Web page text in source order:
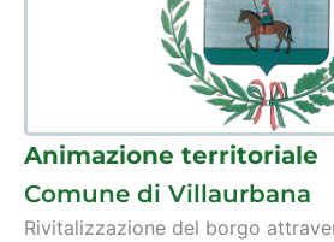
Animazione territoriale
Comune di Villaurbana
Rivitalizzazione del borgo